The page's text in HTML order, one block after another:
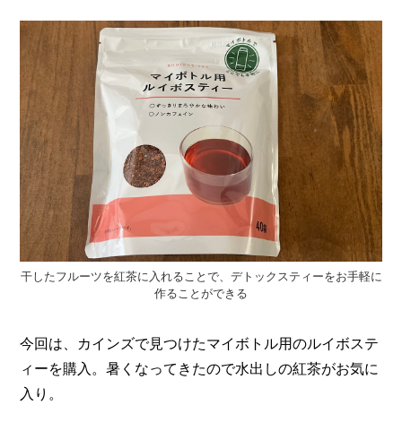
干したフルーツを紅茶に入れることで、デトックスティーをお手軽に
作ることができる
今回は、カインズで見つけたマイボトル用のルイボステ
ィーを購入。暑くなってきたので水出しの紅茶がお気に
入り。